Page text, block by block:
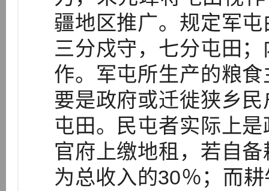
疆地区推广。规定军
三分戍守，七分屯田
作。军屯所生产的粮
要是政府或迁徙狭乡
屯田。民屯者实际上
官府上缴地租，若自
为总收入的30％；而